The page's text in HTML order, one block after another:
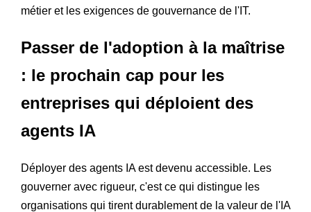
métier et les exigences de gouvernance de l'IT.
Passer de l'adoption à la maîtrise
: le prochain cap pour les
entreprises qui déploient des
agents IA
Déployer des agents IA est devenu accessible. Les
gouverner avec rigueur, c'est ce qui distingue les
organisations qui tirent durablement de la valeur de l'IA